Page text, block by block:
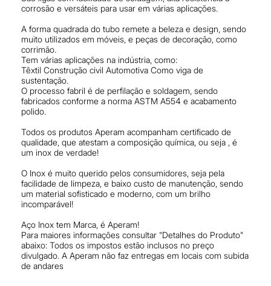
corrosão e versáteis para usar em várias aplicações.
A forma quadrada do tubo remete a beleza e design, sendo
muito utilizados em móveis, e peças de decoração, como
corrimão.
Tem várias aplicações na indústria, como:
Têxtil Construção civil Automotiva Como viga de
sustentação.
O processo fabril é de perfilação e soldagem, sendo
fabricados conforme a norma ASTM A554 e acabamento
polido.
Todos os produtos Aperam acompanham certificado de
qualidade, que atestam a composição química, ou seja , é
um inox de verdade!
O Inox é muito querido pelos consumidores, seja pela
facilidade de limpeza, e baixo custo de manutenção, sendo
um material sofisticado e moderno, com um brilho
incomparável!
Aço Inox tem Marca, é Aperam!
Para maiores informações consultar "Detalhes do Produto"
abaixo: Todos os impostos estão inclusos no preço
divulgado. A Aperam não faz entregas em locais com subida
de andares